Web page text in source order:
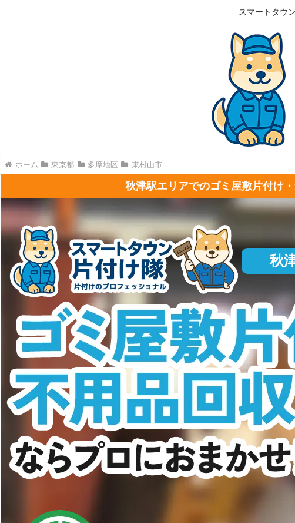
スマートタウ
ホーム 東京都 多摩地区 東村山市
秋津駅エリアでのゴミ屋敷片付け
秋